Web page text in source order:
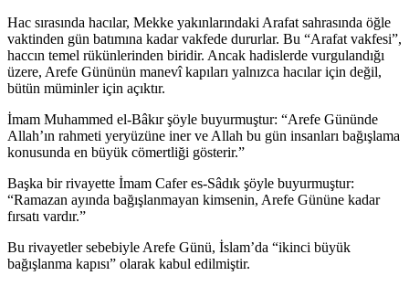
Hac sırasında hacılar, Mekke yakınlarındaki Arafat sahrasında öğle
vaktinden gün batımına kadar vakfede dururlar. Bu “Arafat vakfesi”,
haccın temel rükünlerinden biridir. Ancak hadislerde vurgulandığı
üzere, Arefe Gününün manevî kapıları yalnızca hacılar için değil,
bütün müminler için açıktır.
İmam Muhammed el-Bâkır şöyle buyurmuştur: “Arefe Gününde
Allah’ın rahmeti yeryüzüne iner ve Allah bu gün insanları bağışlama
konusunda en büyük cömertliği gösterir.”
Başka bir rivayette İmam Cafer es-Sâdık şöyle buyurmuştur:
“Ramazan ayında bağışlanmayan kimsenin, Arefe Gününe kadar
fırsatı vardır.”
Bu rivayetler sebebiyle Arefe Günü, İslam’da “ikinci büyük
bağışlanma kapısı” olarak kabul edilmiştir.